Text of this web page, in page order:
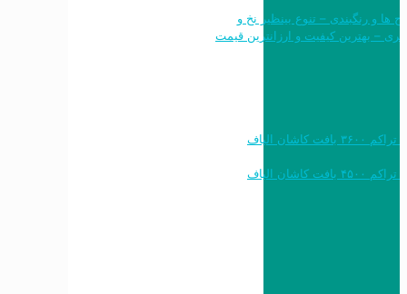
طرح ها و رنگبندی – تنوع بینظیر نخ و
خرید به قیمت فرش ماشینی ۱۲۰۰ شانه تراکم ۳۶۰۰ بافت کاشان الیاف
خرید به قیمت فرش ماشینی ۱۵۰۰ شانه تراکم ۴۵۰۰ بافت کاشان الیاف